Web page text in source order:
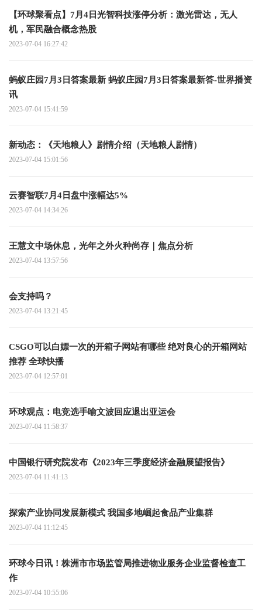
【环球聚看点】7月4日光智科技涨停分析：激光雷达，无人
机，军民融合概念热股
2023-07-04 16:27:42
蚂蚁庄园7月3日答案最新 蚂蚁庄园7月3日答案最新答-世界播资
讯
2023-07-04 15:41:59
新动态：《天地粮人》剧情介绍（天地粮人剧情）
2023-07-04 15:01:56
云赛智联7月4日盘中涨幅达5%
2023-07-04 14:34:26
王慧文中场休息，光年之外火种尚存｜焦点分析
2023-07-04 13:57:56
会支持吗？
2023-07-04 13:21:45
CSGO可以白嫖一次的开箱子网站有哪些 绝对良心的开箱网站
推荐 全球快播
2023-07-04 12:57:01
环球观点：电竞选手喻文波回应退出亚运会
2023-07-04 11:58:37
中国银行研究院发布《2023年三季度经济金融展望报告》
2023-07-04 11:41:13
探索产业协同发展新模式 我国多地崛起食品产业集群
2023-07-04 11:12:45
环球今日讯！株洲市市场监管局推进物业服务企业监督检查工
作
2023-07-04 10:55:06